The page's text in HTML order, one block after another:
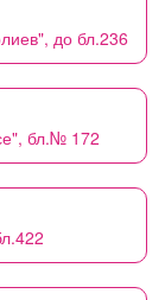
до бл.236
бл.№ 172